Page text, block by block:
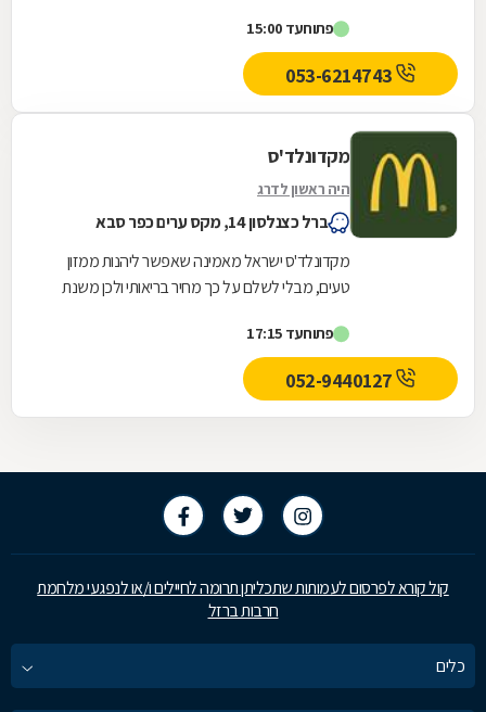
חנויות,...
פתוחעד 15:00
מקדונלד'ס
היה ראשון לדרג
ברל כצנלסון 14, מקס ערים כפר סבא
מקדונלד'ס ישראל מאמינה שאפשר ליהנות ממזון
טעים, מבלי לשלם על כך מחיר בריאותי ולכן משנת
מהפכת הבריאות...
פתוחעד 17:15
קול קורא לפרסום לעמותות שתכליתן תרומה לחיילים ו/או לנפגעי מלחמת
חרבות ברזל
כלים